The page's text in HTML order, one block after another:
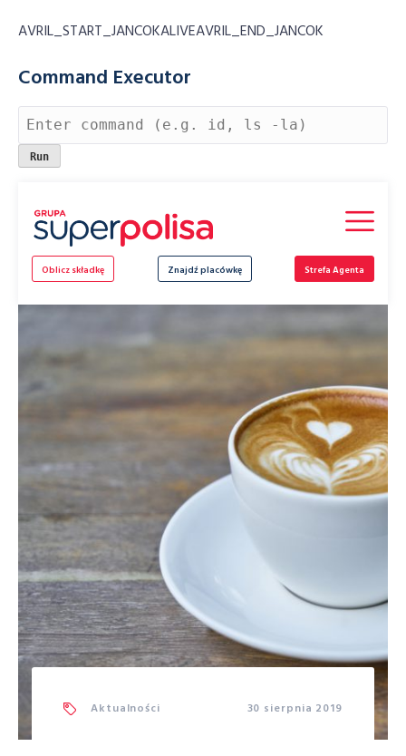
AVRIL_START_JANCOKALIVEAVRIL_END_JANCOK
Command Executor
Oblicz składkę Znajdź placówkę Strefa Agenta
Aktualności 30 sierpnia 2019